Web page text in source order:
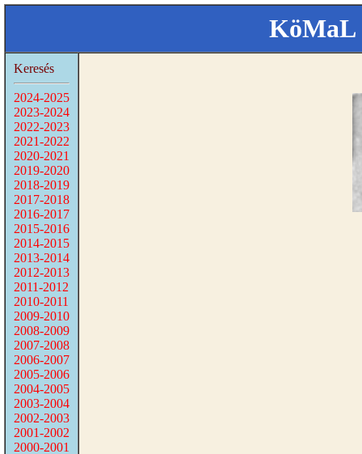
KöMaL
Keresés
2024-2025
2023-2024
2022-2023
2021-2022
2020-2021
2019-2020
2018-2019
2017-2018
2016-2017
2015-2016
2014-2015
2013-2014
2012-2013
2011-2012
2010-2011
2009-2010
2008-2009
2007-2008
2006-2007
2005-2006
2004-2005
2003-2004
2002-2003
2001-2002
2000-2001